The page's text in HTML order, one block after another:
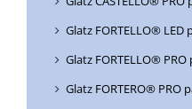
Glatz FORTELLO® LED
Glatz FORTELLO® PRO
Glatz FORTERO® PRO